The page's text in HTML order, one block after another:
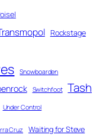
Rockstage
Snowboarden
Switchfoot Tash
Under Control
Cruz Waiting for Steve